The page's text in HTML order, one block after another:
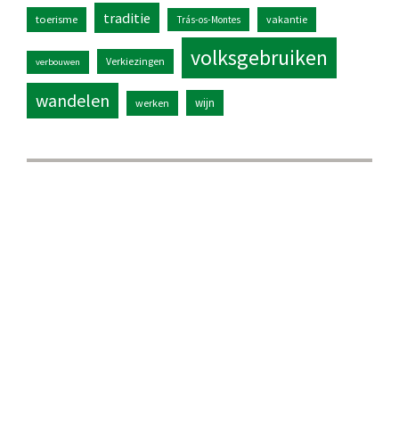
toerisme traditie Trás-os-Montes vakantie
verbouwen Verkiezingen volksgebruiken
wandelen werken wijn